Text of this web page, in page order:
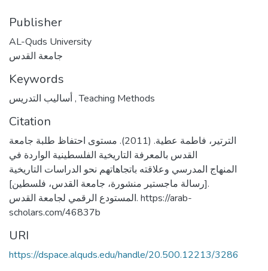
Publisher
AL-Quds University
جامعة القدس
Keywords
,Teaching Methods
Citation
الترتير، فاطمة عطية. (2011). مستوى احتفاظ طلبة جامعة
القدس بالمعرفة التاريخية الفلسطينية الواردة في
المنهاج المدرسي وعلاقته باتجاهاتهم نحو الدراسات التاريخية
[رسالة ماجستير منشورة، جامعة القدس، فلسطين].
المستودع الرقمي لجامعة القدس. https://arab-
scholars.com/46837b
URI
https://dspace.alquds.edu/handle/20.500.12213/3286